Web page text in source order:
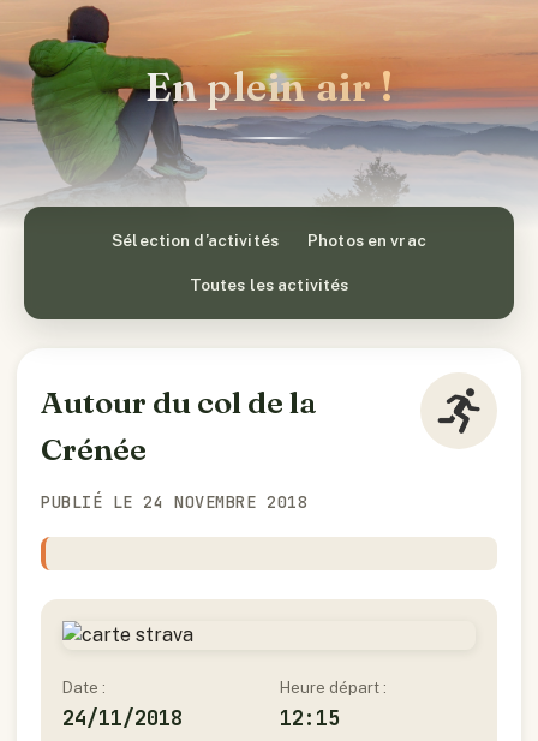
En plein air !
Sélection d’activités Photos en vrac
Toutes les activités
Autour du col de la
Crénée
PUBLIÉ LE 24 NOVEMBRE 2018
Date :
24/11/2018
Heure départ :
12:15